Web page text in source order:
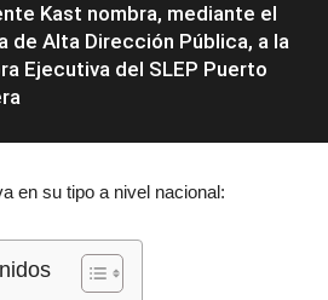
Kast nombra, mediante el
de Alta Dirección Pública, a la
Ejecutiva del SLEP Puerto
en su tipo a nivel nacional: